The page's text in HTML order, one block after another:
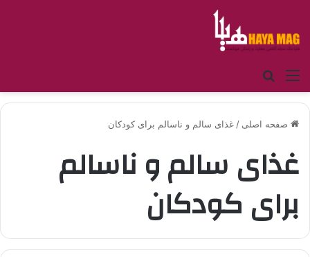
منو
صفحه اصلی / غذای سالم و ناسالم برای کودکان
غذای سالم و ناسالم
برای کودکان